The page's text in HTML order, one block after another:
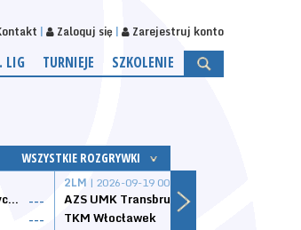
Zaloguj się Zarejestruj konto
LIG TURNIEJE SZKOLENIE
WSZYSTKIE ROZGRYWKI
MKS Sokół Marbo Międzychód ---
---
2LM | 2026-09-19 00:00
AZS UMK Transbruk Toruń
TKM Włocławek